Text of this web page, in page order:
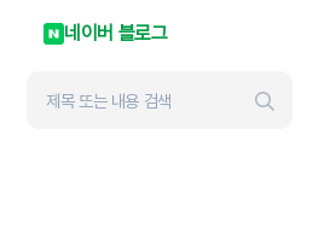
네이버 블로그